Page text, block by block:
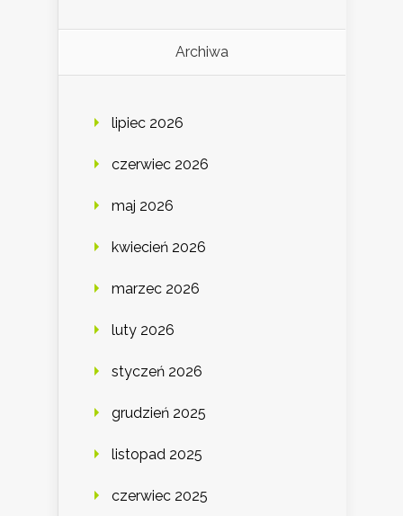
Archiwa
lipiec 2026
czerwiec 2026
maj 2026
kwiecień 2026
marzec 2026
luty 2026
styczeń 2026
grudzień 2025
listopad 2025
czerwiec 2025